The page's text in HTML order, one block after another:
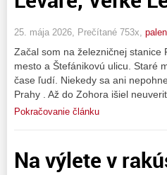
25. mája 2026, Prečítané 753x,
Začal som na železničnej stanice
mesto a Štefánikovú ulicu. Staré
čase ľudí. Niekedy sa ani
Prahy . Až do Zohora išiel
Pokračovanie článku
Na výlete v